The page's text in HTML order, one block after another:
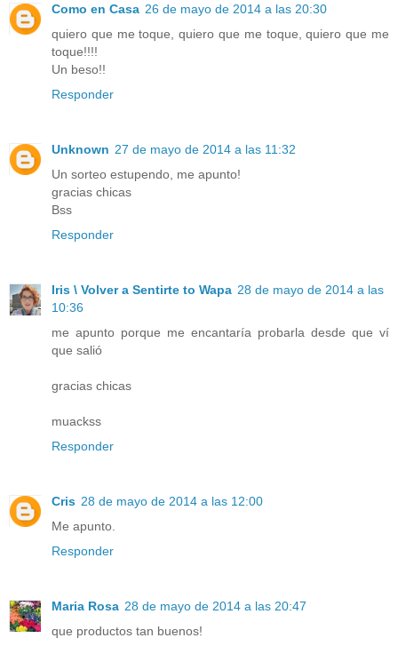
Como en Casa 26 de mayo de 2014 a las 20:30
quiero que me toque, quiero que me toque, quiero que me
toque!!!!
Un beso!!
Responder
Unknown 27 de mayo de 2014 a las 11:32
Un sorteo estupendo, me apunto!
gracias chicas
Bss
Responder
Iris \ Volver a Sentirte to Wapa 28 de mayo de 2014 a las
10:36
me apunto porque me encantaría probarla desde que ví
que salió
gracias chicas
muackss
Responder
Cris 28 de mayo de 2014 a las 12:00
Me apunto.
Responder
Maria Rosa 28 de mayo de 2014 a las 20:47
que productos tan buenos!